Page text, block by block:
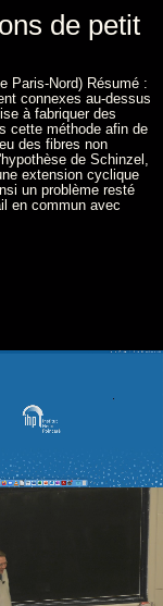
de petit
Paris-Nord) Résumé :
connexes au-dessus
à fabriquer des
cette méthode afin de
des fibres non
de Schinzel,
extension cyclique
un problème resté
en commun avec